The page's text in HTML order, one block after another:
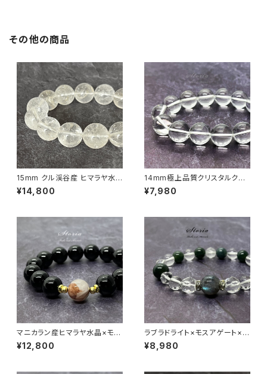
その他の商品
15mm クル渓谷産 ヒマラヤ水
晶 ブレスレット 微細な虹・ライ
モナイト入り【画像現物】
¥14,800
14mm極上品質クリスタルクォ
ーツ（天然水晶）ブレスレット【ミ
ナスジェライス産】
¥7,980
マニカラン産ヒマラヤ水晶×モリ
オン（黒水晶）12mm珠 ブレスレ
ット
¥12,800
ラブラドライト×モスアゲート×ヒ
マラヤ水晶ブレスレット
¥8,980